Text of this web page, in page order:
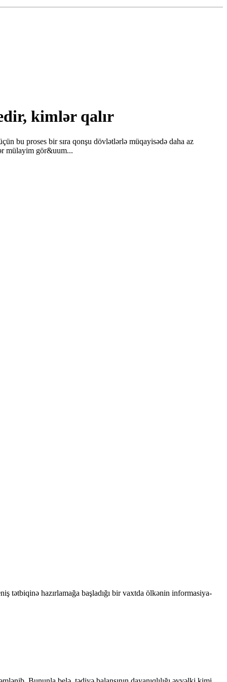
kimlər qalır
bu proses bir sıra qonşu dövlətlərlə müqayisədə daha az
mülayim gör&uum...
tətbiqinə hazırlamağa başladığı bir vaxtda ölkənin informasiya-